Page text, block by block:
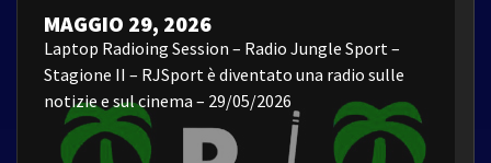
MAGGIO 29, 2026
Laptop Radioing Session – Radio Jungle Sport –
Stagione II – RJSport è diventato una radio sulle
notizie e sul cinema – 29/05/2026